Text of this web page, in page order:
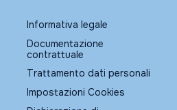
Informativa legale
Documentazione
contrattuale
Trattamento dati personali
Impostazioni Cookies